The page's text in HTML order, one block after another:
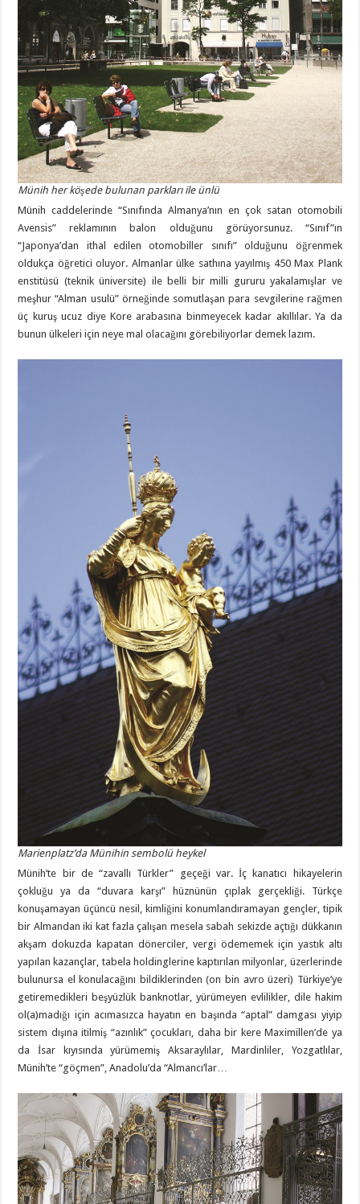
Münih her köşede bulunan parkları ile ünlü
Münih caddelerinde “Sınıfında Almanya’nın en çok satan otomobili
Avensis” reklamının balon olduğunu görüyorsunuz. “Sınıf”ın
“Japonya’dan ithal edilen otomobiller sınıfı” olduğunu öğrenmek
oldukça öğretici oluyor. Almanlar ülke sathına yayılmış 450 Max Plank
enstitüsü (teknik üniversite) ile belli bir milli gururu yakalamışlar ve
meşhur “Alman usulü” örneğinde somutlaşan para sevgilerine rağmen
üç kuruş ucuz diye Kore arabasına binmeyecek kadar akıllılar. Ya da
bunun ülkeleri için neye mal olacağını görebiliyorlar demek lazım.
Marienplatz’da Münihin sembolü heykel
Münih’te bir de “zavallı Türkler” geçeği var. İç kanatıcı hikayelerin
çokluğu ya da “duvara karşı” hüznünün çıplak gerçekliği. Türkçe
konuşamayan üçüncü nesil, kimliğini konumlandıramayan gençler, tipik
bir Almandan iki kat fazla çalışan mesela sabah sekizde açtığı dükkanın
akşam dokuzda kapatan dönerciler, vergi ödememek için yastık altı
yapılan kazançlar, tabela holdinglerine kaptırılan milyonlar, üzerlerinde
bulunursa el konulacağını bildiklerinden (on bin avro üzeri) Türkiye’ye
getiremedikleri beşyüzlük banknotlar, yürümeyen evlilikler, dile hakim
ol(a)madığı için acımasızca hayatın en başında “aptal” damgası yiyip
sistem dışına itilmiş “azınlık” çocukları, daha bir kere Maximillen’de ya
da İsar kıyısında yürümemiş Aksaraylılar, Mardinliler, Yozgatlılar,
Münih’te “göçmen”, Anadolu’da “Almancı’lar…